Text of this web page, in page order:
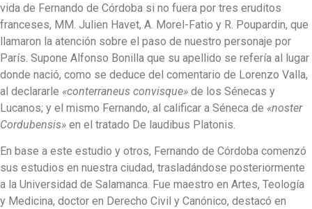
vida de Fernando de Córdoba si no fuera por tres eruditos
franceses, MM. Julien Havet, A. Morel-Fatio y R. Poupardin, que
llamaron la atención sobre el paso de nuestro personaje por
París. Supone Alfonso Bonilla que su apellido se refería al lugar
donde nació, como se deduce del comentario de Lorenzo Valla,
al declararle «conterraneus convisque» de los Sénecas y
Lucanos; y el mismo Fernando, al calificar a Séneca de «noster
Cordubensis» en el tratado De laudibus Platonis.
En base a este estudio y otros, Fernando de Córdoba comenzó
sus estudios en nuestra ciudad, trasladándose posteriormente
a la Universidad de Salamanca. Fue maestro en Artes, Teología
y Medicina, doctor en Derecho Civil y Canónico, destacó en